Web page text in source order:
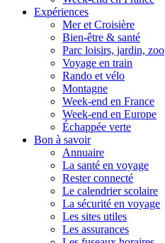
Expériences
Mer et Croisière
Bien-être & santé
Parc loisirs, jardin, zoo
Voyage en train
Rando et vélo
Montagne
Week-end en France
Week-end en Europe
Échappée verte
Bon à savoir
Annuaire
La santé en voyage
Rester connecté
Le calendrier scolaire
La sécurité en voyage
Les sites utiles
Les assurances